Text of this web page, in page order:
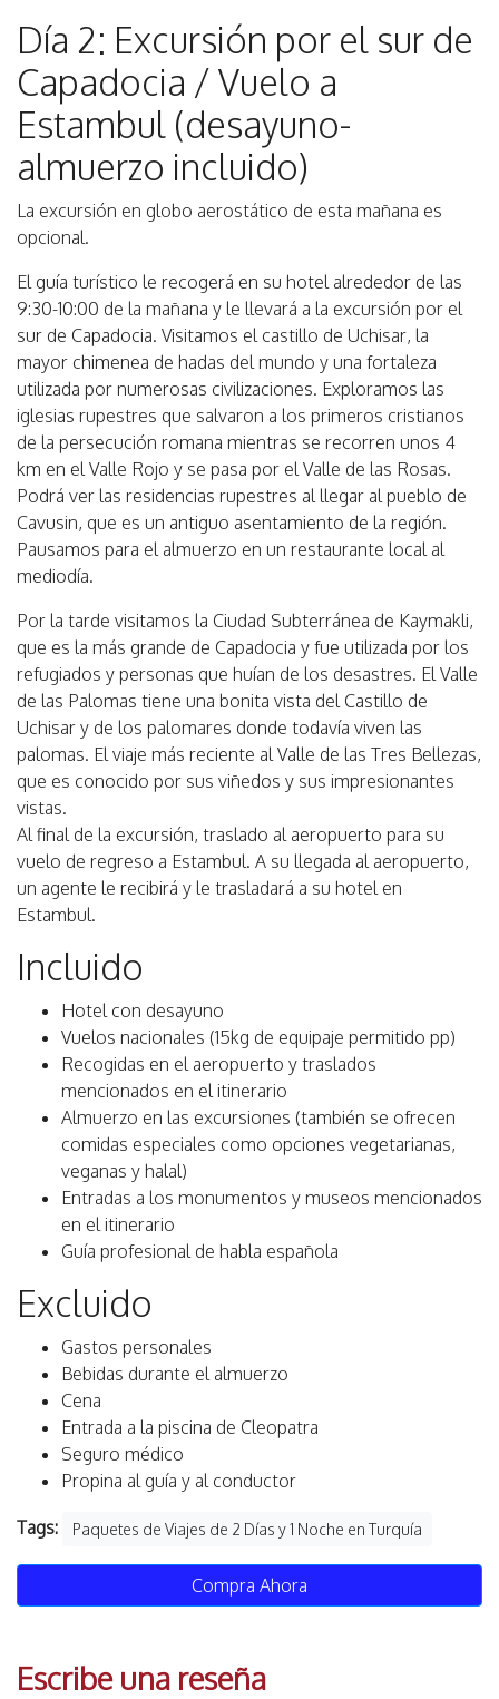
Día 2: Excursión por el sur de
Capadocia / Vuelo a
Estambul (desayuno-
almuerzo incluido)
La excursión en globo aerostático de esta mañana es
opcional.
El guía turístico le recogerá en su hotel alrededor de las
9:30-10:00 de la mañana y le llevará a la excursión por el
sur de Capadocia. Visitamos el castillo de Uchisar, la
mayor chimenea de hadas del mundo y una fortaleza
utilizada por numerosas civilizaciones. Exploramos las
iglesias rupestres que salvaron a los primeros cristianos
de la persecución romana mientras se recorren unos 4
km en el Valle Rojo y se pasa por el Valle de las Rosas.
Podrá ver las residencias rupestres al llegar al pueblo de
Cavusin, que es un antiguo asentamiento de la región.
Pausamos para el almuerzo en un restaurante local al
mediodía.
Por la tarde visitamos la Ciudad Subterránea de Kaymakli,
que es la más grande de Capadocia y fue utilizada por los
refugiados y personas que huían de los desastres. El Valle
de las Palomas tiene una bonita vista del Castillo de
Uchisar y de los palomares donde todavía viven las
palomas. El viaje más reciente al Valle de las Tres Bellezas,
que es conocido por sus viñedos y sus impresionantes
vistas.
Al final de la excursión, traslado al aeropuerto para su
vuelo de regreso a Estambul. A su llegada al aeropuerto,
un agente le recibirá y le trasladará a su hotel en
Estambul.
Incluido
Hotel con desayuno
Vuelos nacionales (15kg de equipaje permitido pp)
Recogidas en el aeropuerto y traslados
mencionados en el itinerario
Almuerzo en las excursiones (también se ofrecen
comidas especiales como opciones vegetarianas,
veganas y halal)
Entradas a los monumentos y museos mencionados
en el itinerario
Guía profesional de habla española
Excluido
Gastos personales
Bebidas durante el almuerzo
Cena
Entrada a la piscina de Cleopatra
Seguro médico
Propina al guía y al conductor
Tags: Paquetes de Viajes de 2 Días y 1 Noche en Turquía
Compra Ahora
Escribe una reseña